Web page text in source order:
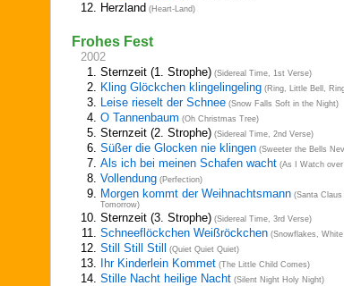
12. Herzland (Heart-Land)
Frohes Fest
2002
1. Sternzeit (1. Strophe) (Sidereal Time, 1st Verse)
2. Kling Glöckchen klingelingeling (Ring, Little Bell,
3. Leise rieselt der Schnee (Snow Falls Soft in the Night)
4. O Tannenbaum (Oh Christmas Tree)
5. Sternzeit (2. Strophe) (Sidereal Time, 2nd Verse)
6. Süßer die Glocken nie klingen (Sweeter the Bells
7. Als ich bei meinen Schafen wacht (As I Watch
8. Vollendung (Perfection)
9. Morgen kommt der Weihnachtsmann (Santa Claus
Tomorrow)
10. Sternzeit (3. Strophe) (Sidereal Time, 3rd Verse)
11. Schneeflöckchen Weißröckchen (Snowflakes,
12. Still Still Still (Quiet Quiet Quiet)
13. Ihr Kinderlein Kommet (The Little Child Comes)
14. Stille Nacht heilige Nacht (Silent Night Holy Night)